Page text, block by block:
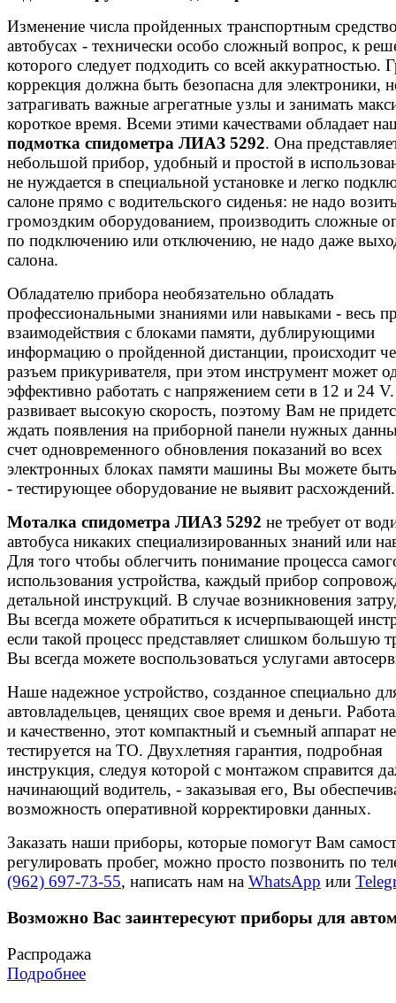
Изменение числа пройденных транспортным
автобусах - технически особо сложный вопрос, к
которого следует подходить со всей аккуратностью.
коррекция должна быть безопасна для электроники,
затрагивать важные агрегатные узлы и занимать
короткое время. Всеми этими качествами обладает
подмотка спидометра ЛИАЗ 5292. Она
небольшой прибор, удобный и простой в
не нуждается в специальной установке и легко
салоне прямо с водительского сиденья: не надо
громоздким оборудованием, производить сложные
по подключению или отключению, не надо даже
салона.
Обладателю прибора необязательно обладать
профессиональными знаниями или навыками - весь
взаимодействия с блоками памяти, дублирующими
информацию о пройденной дистанции, происходит
разъем прикуривателя, при этом инструмент может
эффективно работать с напряжением сети в 12 и 24
развивает высокую скорость, поэтому Вам не
ждать появления на приборной панели нужных
счет одновременного обновления показаний во всех
электронных блоках памяти машины Вы можете
- тестирующее оборудование не выявит расхождений.
Моталка спидометра ЛИАЗ 5292 не требует от
автобуса никаких специализированных знаний или
Для того чтобы облегчить понимание процесса
использования устройства, каждый прибор
детальной инструкций. В случае возникновения
Вы всегда можете обратиться к исчерпывающей
если такой процесс представляет слишком большую
Вы всегда можете воспользоваться услугами
Наше надежное устройство, созданное специально
автовладельцев, ценящих свое время и деньги.
и качественно, этот компактный и съемный аппарат не
тестируется на ТО. Двухлетняя гарантия, подробная
инструкция, следуя которой с монтажом справится
начинающий водитель, - заказывая его, Вы
возможность оперативной корректировки данных.
Заказать наши приборы, которые помогут Вам
регулировать пробег, можно просто позвонить по
(962) 697-73-55, написать нам на WhatsApp или
Возможно Вас заинтересуют приборы для
Распродажа
Подробнее